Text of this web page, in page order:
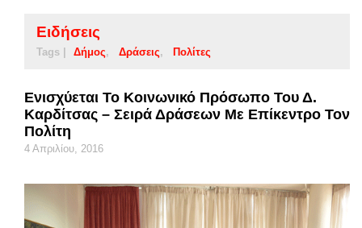
Ειδήσεις
Tags | Δήμος Δράσεις Πολίτες
Ενισχύεται Το Κοινωνικό Πρόσωπο Του Δ.
Καρδίτσας – Σειρά Δράσεων Με Επίκεντρο Τον
Πολίτη
4 Απριλίου, 2016